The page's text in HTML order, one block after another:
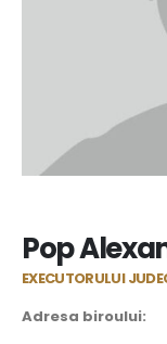
Pop
EXECUTORULUI
Adresa biroului: